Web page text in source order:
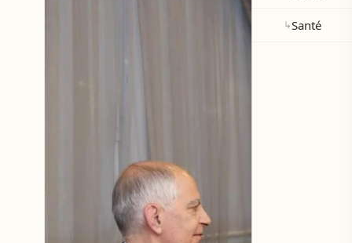
↳Santé